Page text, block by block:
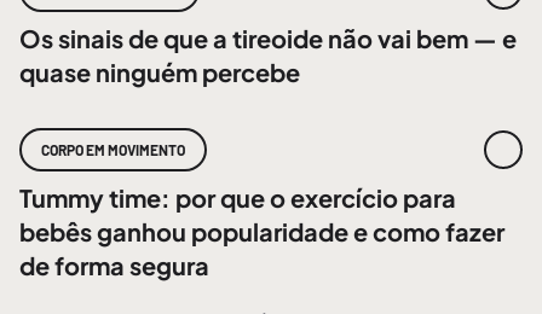
Os sinais de que a tireoide não vai bem — e
quase ninguém percebe
CORPO EM MOVIMENTO
Tummy time: por que o exercício para
bebês ganhou popularidade e como fazer
de forma segura